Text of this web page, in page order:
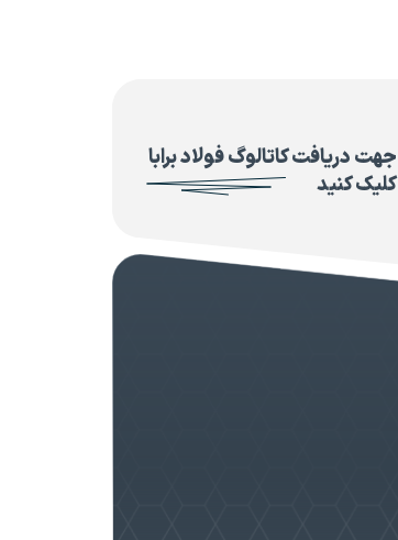
جهت دریافت کاتالوگ فولاد برابا
کلیک کنید